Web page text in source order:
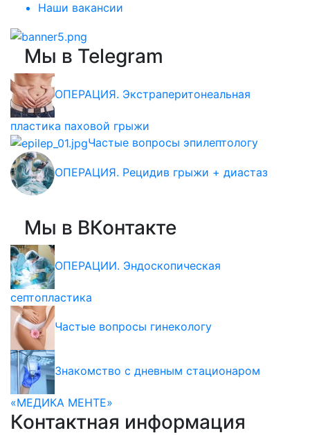
Наши вакансии
Мы в Telegram
ОПЕРАЦИЯ. Экстраперитонеальная
пластика паховой грыжи
Частые вопросы эпилептологу
ОПЕРАЦИЯ. Рецидив грыжи + диастаз
Мы в ВКонтакте
ОПЕРАЦИИ. Эндоскопическая
септопластика
Частые вопросы гинекологу
Знакомство с дневным стационаром
«МЕДИКА МЕНТЕ»
Контактная информация